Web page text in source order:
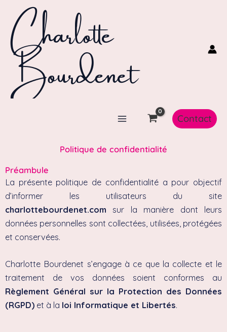
contenu
Charlotte
Bourdenet
Contact
Politique de confidentialité
Préambule
La présente politique de confidentialité a pour objectif
d’informer les utilisateurs du site
charlottebourdenet.com sur la manière dont leurs
données personnelles sont collectées, utilisées, protégées
et conservées.
Charlotte Bourdenet s’engage à ce que la collecte et le
traitement de vos données soient conformes au
Règlement Général sur la Protection des Données
(RGPD) et à la loi Informatique et Libertés.